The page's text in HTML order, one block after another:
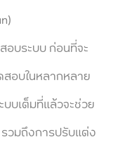
อบระบบ ก่อนที่จะ
สอบในหลากหลาย
บเต็มที่แล้วจะช่วย
วมถึงการปรับแต่ง